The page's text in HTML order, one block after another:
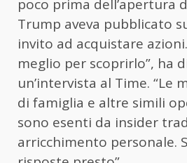
poco prima dell’apertura
Trump aveva pubblicato
invito ad acquistare
meglio per scoprirlo”, ha
un’intervista al Time. “Le
di famiglia e altre simili
sono esenti da insider
arricchimento personale.